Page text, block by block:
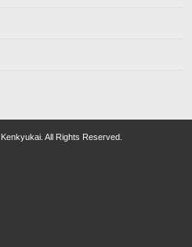
All Rights Reserved.